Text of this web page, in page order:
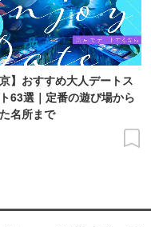
京】おすすめ大人デートス
63選｜定番の遊び場から
名所まで